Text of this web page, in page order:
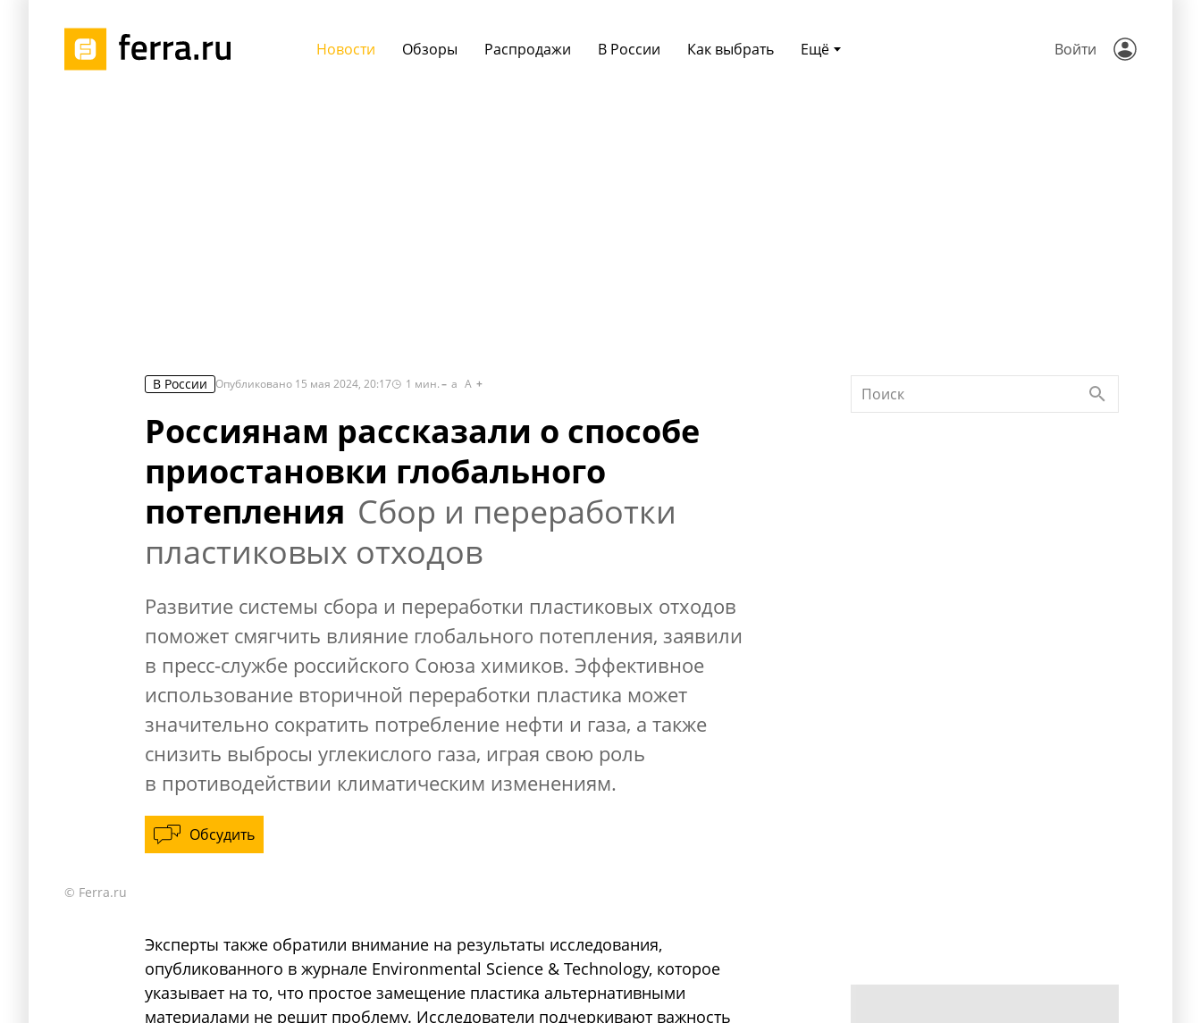
Ещё
Новости Обзоры Распродажи В России Как выбрать Войти
В России Опубликовано 15 мая 2024, 20:17 1 мин. a A
Россиянам рассказали о способе
приостановки глобального
потепления Сбор и переработки
пластиковых отходов
Развитие системы сбора и переработки пластиковых отходов
поможет смягчить влияние глобального потепления, заявили
в пресс-службе российского Союза химиков. Эффективное
использование вторичной переработки пластика может
значительно сократить потребление нефти и газа, а также
снизить выбросы углекислого газа, играя свою роль
в противодействии климатическим изменениям.
Обсудить
© Ferra.ru
Эксперты также обратили внимание на результаты исследования,
опубликованного в журнале Environmental Science & Technology, которое
указывает на то, что простое замещение пластика альтернативными
материалами не решит проблему. Исследователи подчеркивают важность